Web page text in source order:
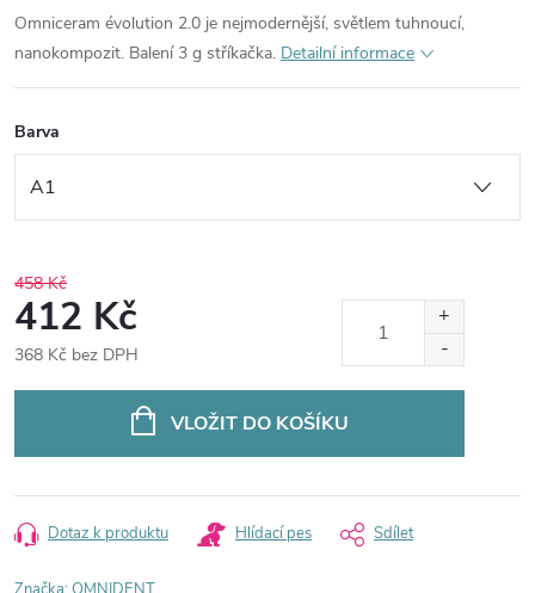
Omniceram évolution 2.0 je nejmodernější, světlem tuhnoucí,
nanokompozit. Balení 3 g stříkačka. Detailní informace
Barva
458 Kč
412 Kč
368 Kč bez DPH
VLOŽIT DO KOŠÍKU
Dotaz k produktu Hlídací pes Sdílet